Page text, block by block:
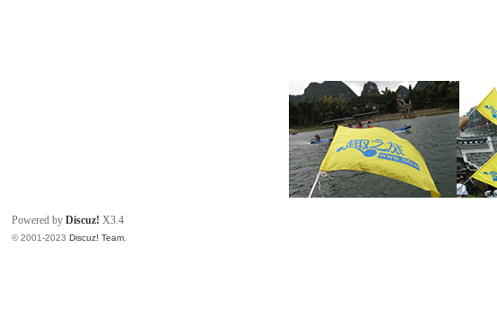
Powered byDiscuz! X3.4
© 2001-2023Discuz! Team